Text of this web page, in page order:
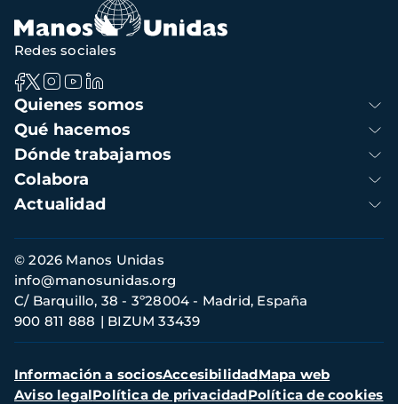
Navegación
principal
Quienes somos
Qué hacemos
Dónde trabajamos
Colabora
Actualidad
Redes sociales
Información
de
contacto
© 2026 Manos Unidas
C/ Barquillo, 38 - 3º28004 - Madrid, España
900 811 888
BIZUM 33439
info@manosunidas.org
Menú
secundario
Información a sociosAccesibilidadMapa web
Aviso legalPolítica de privacidadPolítica de cookies